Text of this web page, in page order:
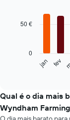
with
o
preço
médio
jan fev
0
50 €
Qual é o dia mais
Wyndham